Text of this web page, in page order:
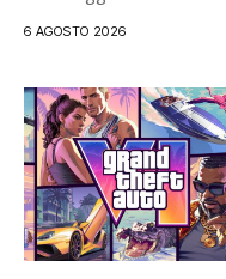
6 AGOSTO 2026